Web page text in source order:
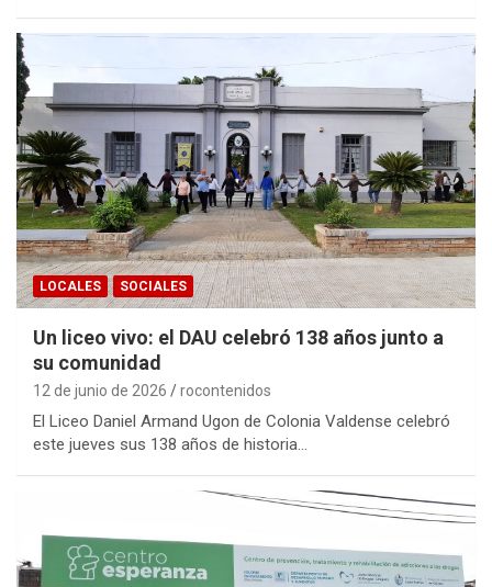
LOCALES SOCIALES
Un liceo vivo: el DAU celebró 138 años junto a
su comunidad
12 de junio de 2026 rocontenidos
El Liceo Daniel Armand Ugon de Colonia Valdense celebró
este jueves sus 138 años de historia…